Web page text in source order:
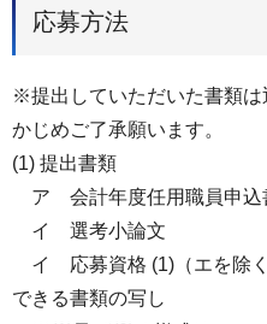
応募方法
※提出していただいた書類は
かじめご了承願います。
(1) 提出書類
ア 会計年度任用職員申込
イ 選考小論文
イ 応募資格 (1)（エを除
できる書類の写し